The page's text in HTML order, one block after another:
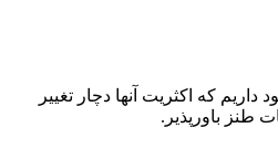
داریم که اکثریت آنها دچار تغییر
طنز باورپذیر.